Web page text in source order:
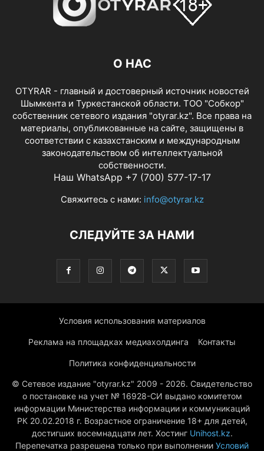
О НАС
OTYRAR - главный и достоверный источник новостей
Шымкента и Туркестанской области. ТОО "Собкор"
собственник сетевого издания "otyrar.kz". Все права на
материалы, опубликованные на сайте, защищены в
соответствии с казахстанским и международным
законодательством об интеллектуальной
собственности.
Наш WhatsApp +7 (700) 577-17-17
Свяжитесь с нами: info@otyrar.kz
СЛЕДУЙТЕ ЗА НАМИ
Условия использования материалов
Реклама на площадках медиахолдинга Контакты
Политика конфиденциальности
© Сетевое издание "otyrar.kz" 2009 - 2026. Свидетельство
о постановке на учет № 16928-СИ выдано комитетом
информации Министерства информации и коммуникаций
РК 20.02.2018 г. Возрастное ограничение 18+ для детей,
достигших восемнадцати лет. Хостинг Unihost.kz.
Перепечатка разрешена только при выполнении Условий